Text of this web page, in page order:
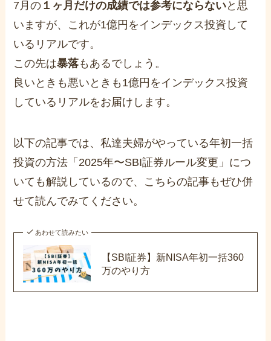
7月の １ヶ月だけの成績では参考にならないと思
いますが、これが1億円をインデックス投資して
いるリアルです。
この先は暴落もあるでしょう。
良いときも悪いときも1億円をインデックス投資
しているリアルをお届けします。
以下の記事では、私達夫婦がやっている年初一括
投資の方法「2025年〜SBI証券ルール変更」につ
いても解説しているので、こちらの記事もぜひ併
せて読んでみてください。
あわせて読みたい
【SBI証券】新NISA年初一括360
万のやり方